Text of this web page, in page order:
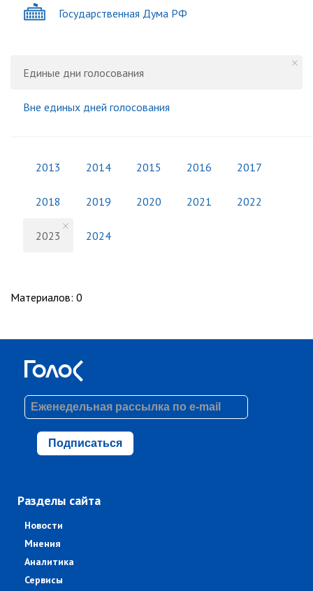
Государственная Дума РФ
Единые дни голосования
Вне единых дней голосования
2013 2014 2015 2016 2017
2018 2019 2020 2021 2022
2023 2024
Материалов: 0
Подписаться
Разделы сайта
Новости
Мнения
Аналитика
Сервисы